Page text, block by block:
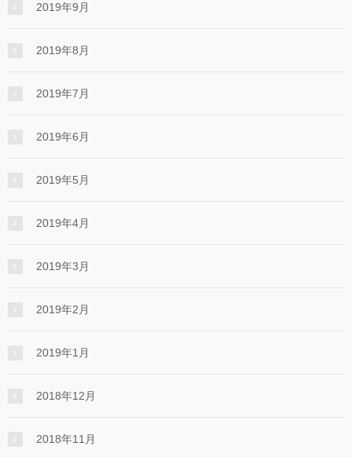
2019年9月
2019年8月
2019年7月
2019年6月
2019年5月
2019年4月
2019年3月
2019年2月
2019年1月
2018年12月
2018年11月